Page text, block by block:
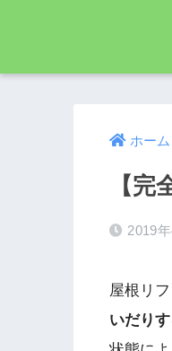
ホーム
【
2019
屋根リ
いだり